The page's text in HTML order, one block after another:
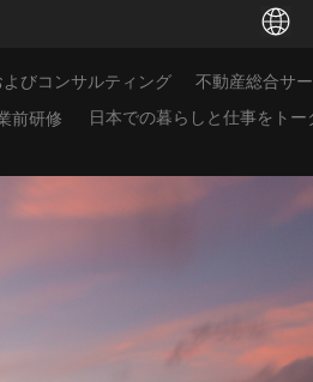
びコンサルティング
不動産総合サ
日本での暮らしと仕事をトー
前研修